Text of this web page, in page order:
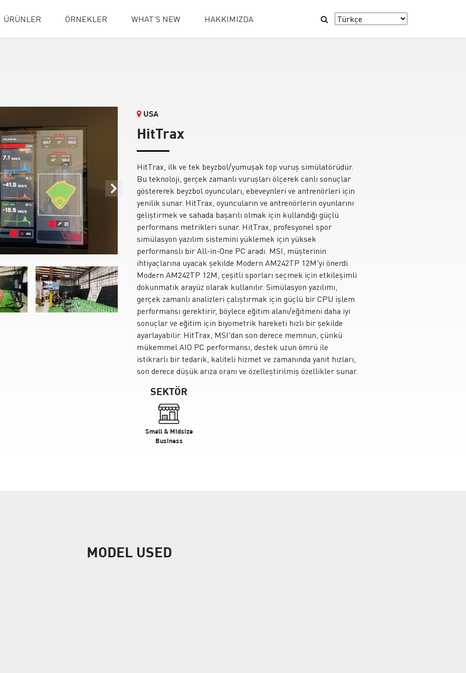
ÜRÜNLER ÖRNEKLER WHAT'S NEW HAKKIMIZDA
USA
HitTrax
HitTrax, ilk ve tek beyzbol/yumuşak top vuruş simülatörüdür.
Bu teknoloji, gerçek zamanlı vuruşları ölçerek canlı sonuçlar
göstererek beyzbol oyuncuları, ebeveynleri ve antrenörleri için
yenilik sunar. HitTrax, oyuncuların ve antrenörlerin oyunlarını
geliştirmek ve sahada başarılı olmak için kullandığı güçlü
performans metrikleri sunar. HitTrax, profesyonel spor
simülasyon yazılım sistemini yüklemek için yüksek
performanslı bir All-in-One PC aradı. MSI, müşterinin
ihtiyaçlarına uyacak şekilde Modern AM242TP 12M'yi önerdi.
Modern AM242TP 12M, çeşitli sporları seçmek için etkileşimli
dokunmatik arayüz olarak kullanılır. Simülasyon yazılımı,
gerçek zamanlı analizleri çalıştırmak için güçlü bir CPU işlem
performansı gerektirir, böylece eğitim alanı/eğitmeni daha iyi
sonuçlar ve eğitim için biyometrik hareketi hızlı bir şekilde
ayarlayabilir. HitTrax, MSI'dan son derece memnun, çünkü
mükemmel AIO PC performansı, destek uzun ömrü ile
istikrarlı bir tedarik, kaliteli hizmet ve zamanında yanıt hızları,
son derece düşük arıza oranı ve özelleştirilmiş özellikler sunar.
SEKTÖR
Small & Midsize
Business
MODEL USED